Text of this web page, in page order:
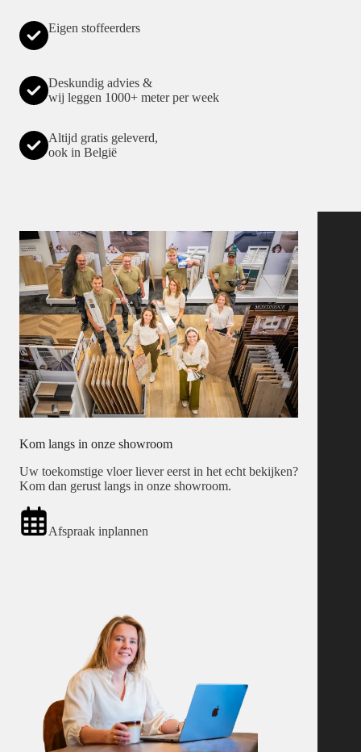
Eigen stoffeerders
Deskundig advies &
wij leggen 1000+ meter per week
Altijd gratis geleverd,
ook in België
Kom langs in onze showroom
Uw toekomstige vloer liever eerst in het echt bekijken?
Kom dan gerust langs in onze showroom.
Afspraak inplannen